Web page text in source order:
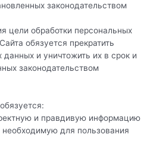
законодательством
цели обработки персональных
обязуется прекратить
данных и уничтожить их в срок и
законодательством
и правдивую информацию
для пользования